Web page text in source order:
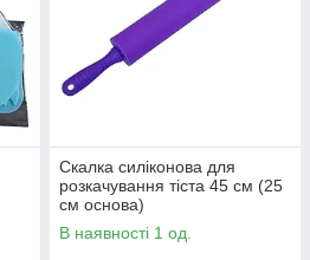
Скалка силіконова для
розкачування тіста 45 см (25
см основа)
В наявності 1 од.